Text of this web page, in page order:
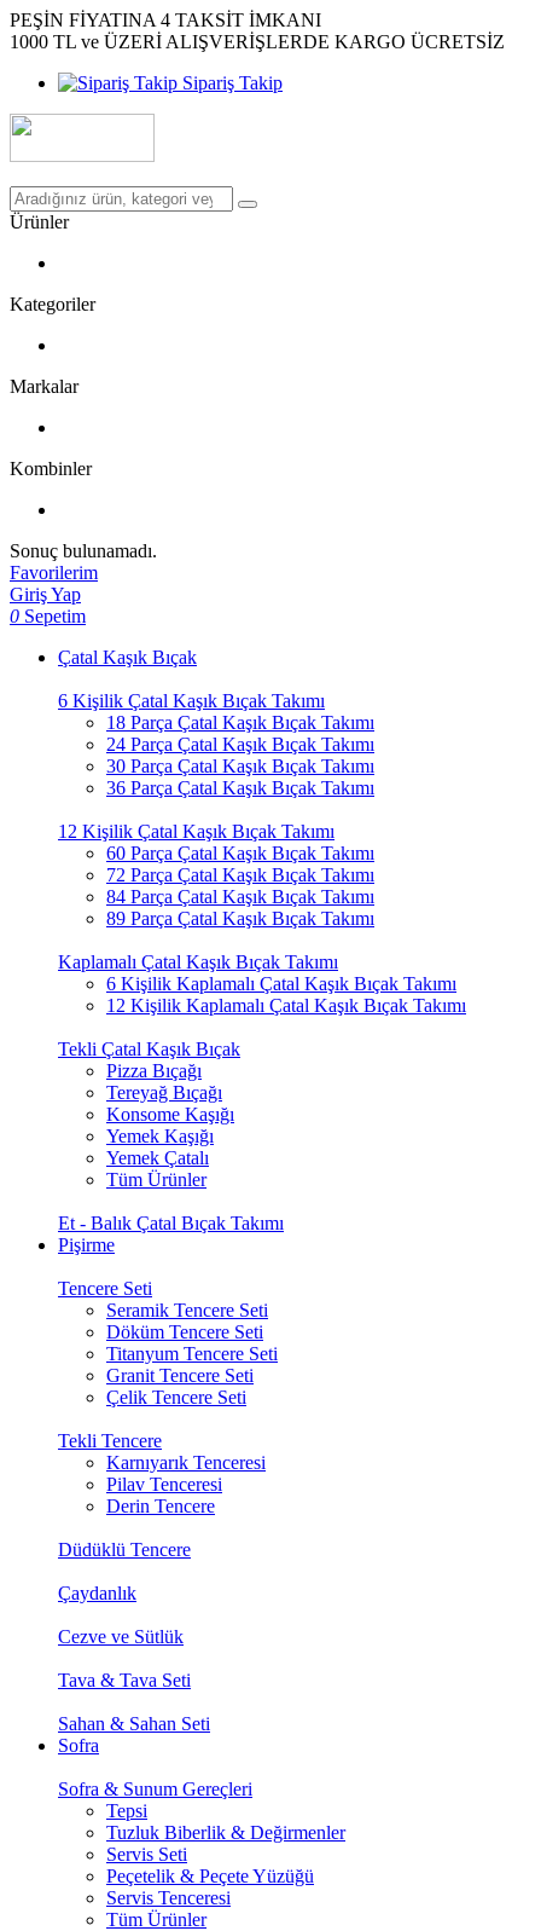
PEŞİN FİYATINA 4 TAKSİT İMKANI
1000 TL ve ÜZERİ ALIŞVERİŞLERDE KARGO ÜCRETSİZ
Sipariş Takip
Ürünler
Kategoriler
Markalar
Kombinler
Sonuç bulunamadı.
Favorilerim
Giriş Yap
0 Sepetim
Çatal Kaşık Bıçak
6 Kişilik Çatal Kaşık Bıçak Takımı
18 Parça Çatal Kaşık Bıçak Takımı
24 Parça Çatal Kaşık Bıçak Takımı
30 Parça Çatal Kaşık Bıçak Takımı
36 Parça Çatal Kaşık Bıçak Takımı
12 Kişilik Çatal Kaşık Bıçak Takımı
60 Parça Çatal Kaşık Bıçak Takımı
72 Parça Çatal Kaşık Bıçak Takımı
84 Parça Çatal Kaşık Bıçak Takımı
89 Parça Çatal Kaşık Bıçak Takımı
Kaplamalı Çatal Kaşık Bıçak Takımı
6 Kişilik Kaplamalı Çatal Kaşık Bıçak Takımı
12 Kişilik Kaplamalı Çatal Kaşık Bıçak Takımı
Tekli Çatal Kaşık Bıçak
Pizza Bıçağı
Tereyağ Bıçağı
Konsome Kaşığı
Yemek Kaşığı
Yemek Çatalı
Tüm Ürünler
Et - Balık Çatal Bıçak Takımı
Pişirme
Tencere Seti
Seramik Tencere Seti
Döküm Tencere Seti
Titanyum Tencere Seti
Granit Tencere Seti
Çelik Tencere Seti
Tekli Tencere
Karnıyarık Tenceresi
Pilav Tenceresi
Derin Tencere
Düdüklü Tencere
Çaydanlık
Cezve ve Sütlük
Tava & Tava Seti
Sahan & Sahan Seti
Sofra
Sofra & Sunum Gereçleri
Tepsi
Tuzluk Biberlik & Değirmenler
Servis Seti
Peçetelik & Peçete Yüzüğü
Servis Tenceresi
Tüm Ürünler